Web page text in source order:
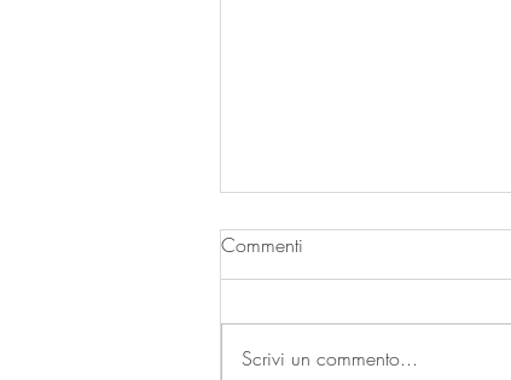
Commenti
Scrivi un commento...